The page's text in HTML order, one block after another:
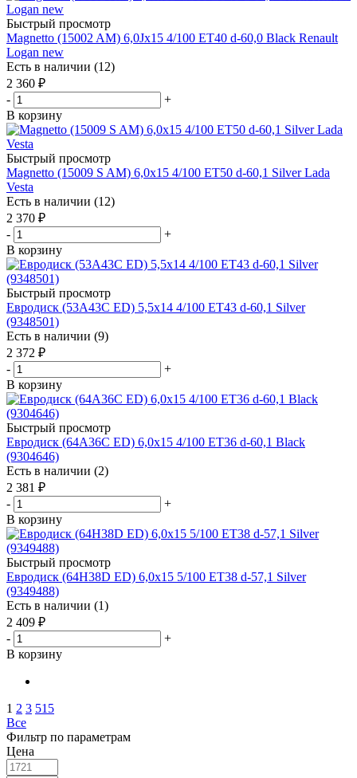
Быстрый просмотр
Magnetto (15002 AM) 6,0Jx15 4/100 ET40 d-60,0 Black Renault
Logan new
Есть в наличии (12)
2 360 ₽
-
+
В корзину
Быстрый просмотр
Magnetto (15009 S AM) 6,0x15 4/100 ET50 d-60,1 Silver Lada
Vesta
Есть в наличии (12)
2 370 ₽
-
+
В корзину
Быстрый просмотр
Евродиск (53A43C ED) 5,5x14 4/100 ET43 d-60,1 Silver
(9348501)
Есть в наличии (9)
2 372 ₽
-
+
В корзину
Быстрый просмотр
Евродиск (64A36C ED) 6,0x15 4/100 ET36 d-60,1 Black
(9304646)
Есть в наличии (2)
2 381 ₽
-
+
В корзину
Быстрый просмотр
Евродиск (64H38D ED) 6,0x15 5/100 ET38 d-57,1 Silver
(9349488)
Есть в наличии (1)
2 409 ₽
-
+
В корзину
1 2 3 515
Все
Фильтр по параметрам
Цена